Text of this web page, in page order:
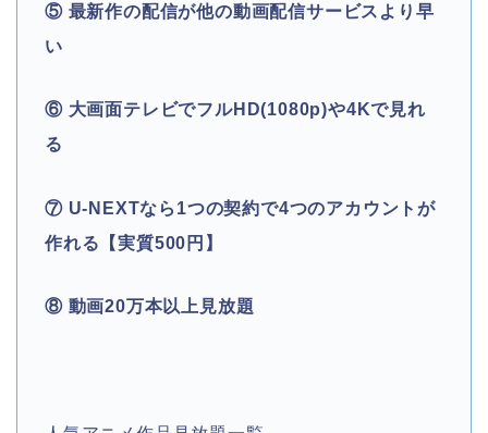
⑤ 最新作の配信が他の動画配信サービスより早
い
⑥ 大画面テレビでフルHD(1080p)や4Kで見れ
る
⑦ U-NEXTなら1つの契約で4つのアカウントが
作れる【実質500円】
⑧ 動画20万本以上見放題